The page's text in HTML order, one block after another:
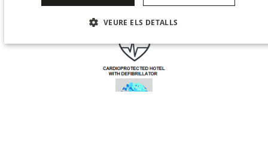
FRENCH
CHINESE (SIMPLIFIED)
VEURE ELS DETALLS
ESTRICTAMENT NECESSÀRIES RENDIMENT
FUNCIONALITAT